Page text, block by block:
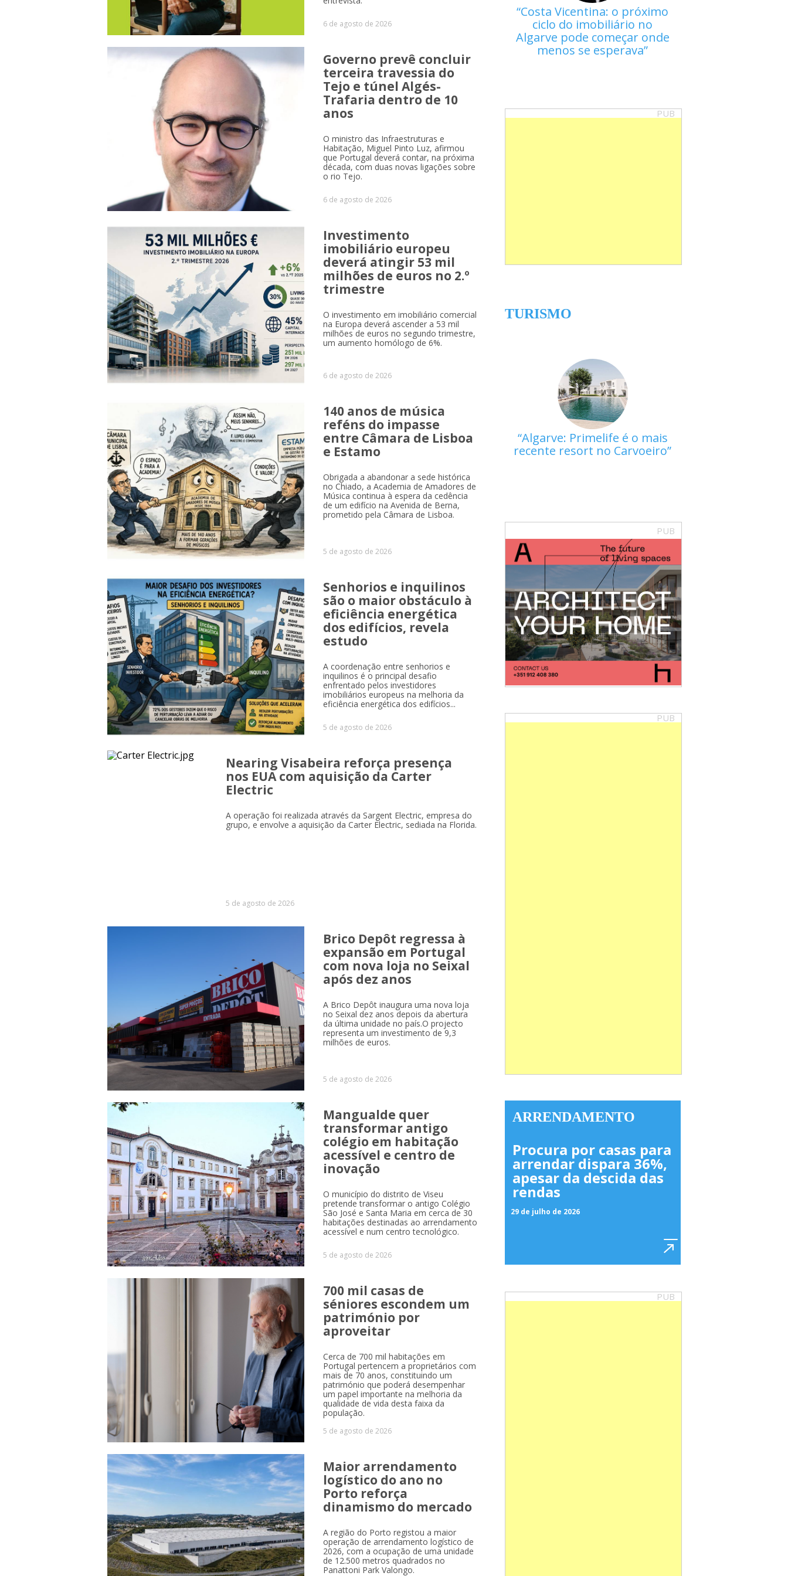
6 de agosto de 2026
Governo prevê concluir
terceira travessia do
Tejo e túnel Algés-
Trafaria dentro de 10
anos
O ministro das Infraestruturas e
Habitação, Miguel Pinto Luz, afirmou
que Portugal deverá contar, na próxima
década, com duas novas ligações sobre
o rio Tejo.
6 de agosto de 2026
Investimento
imobiliário europeu
deverá atingir 53 mil
milhões de euros no 2.º
trimestre
O investimento em imobiliário comercial
na Europa deverá ascender a 53 mil
milhões de euros no segundo trimestre,
um aumento homólogo de 6%.
6 de agosto de 2026
140 anos de música
reféns do impasse
entre Câmara de Lisboa
e Estamo
Obrigada a abandonar a sede histórica
no Chiado, a Academia de Amadores de
Música continua à espera da cedência
de um edifício na Avenida de Berna,
prometido pela Câmara de Lisboa.
5 de agosto de 2026
Senhorios e inquilinos
são o maior obstáculo à
eficiência energética
dos edifícios, revela
estudo
A coordenação entre senhorios e
inquilinos é o principal desafio
enfrentado pelos investidores
imobiliários europeus na melhoria da
eficiência energética dos edifícios...
5 de agosto de 2026
Nearing Visabeira reforça presença
nos EUA com aquisição da Carter
Electric
A operação foi realizada através da Sargent Electric, empresa do
grupo, e envolve a aquisição da Carter Electric, sediada na Florida.
5 de agosto de 2026
Brico Depôt regressa à
expansão em Portugal
com nova loja no Seixal
após dez anos
A Brico Depôt inaugura uma nova loja
no Seixal dez anos depois da abertura
da última unidade no país.O projecto
representa um investimento de 9,3
milhões de euros.
5 de agosto de 2026
Mangualde quer
transformar antigo
colégio em habitação
acessível e centro de
inovação
O município do distrito de Viseu
pretende transformar o antigo Colégio
São José e Santa Maria em cerca de 30
habitações destinadas ao arrendamento
acessível e num centro tecnológico.
5 de agosto de 2026
700 mil casas de
séniores escondem um
património por
aproveitar
Cerca de 700 mil habitações em
Portugal pertencem a proprietários com
mais de 70 anos, constituindo um
património que poderá desempenhar
um papel importante na melhoria da
qualidade de vida desta faixa da
população.
5 de agosto de 2026
Maior arrendamento
logístico do ano no
Porto reforça
dinamismo do mercado
A região do Porto registou a maior
operação de arrendamento logístico de
2026, com a ocupação de uma unidade
de 12.500 metros quadrados no
Panattoni Park Valongo.
Costa Vicentina: o próximo
ciclo do imobiliário no
Algarve pode começar onde
menos se esperava
PUB
TURISMO
Algarve: Primelife é o mais
recente resort no Carvoeiro
PUB
PUB
ARRENDAMENTO
Procura por casas para
arrendar dispara 36%,
apesar da descida das
rendas
29 de julho de 2026
PUB